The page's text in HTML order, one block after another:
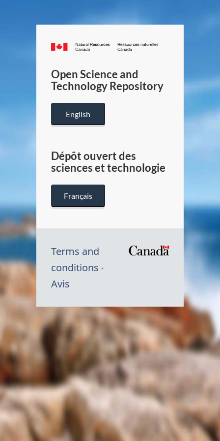
Canada.ca
/
Canada
Open Science and
Technology Repository
English
Dépôt ouvert des
sciences et technologie
Français
Terms and
conditions
Avis
Symbole
du
Canada